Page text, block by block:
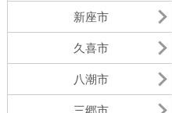
新座市
久喜市
八潮市
三郷市